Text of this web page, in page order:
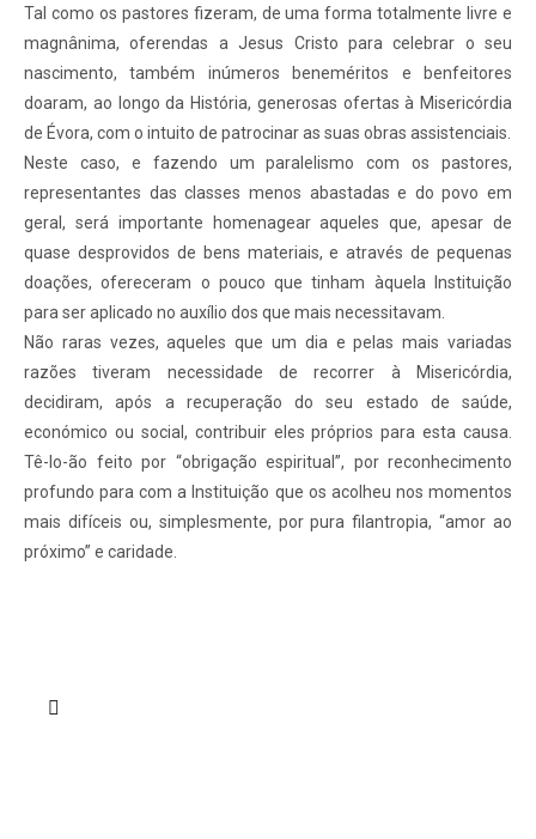
Tal como os pastores fizeram, de uma forma totalmente livre e
magnânima, oferendas a Jesus Cristo para celebrar o seu
nascimento, também inúmeros beneméritos e benfeitores
doaram, ao longo da História, generosas ofertas à Misericórdia
de Évora, com o intuito de patrocinar as suas obras assistenciais.
Neste caso, e fazendo um paralelismo com os pastores,
representantes das classes menos abastadas e do povo em
geral, será importante homenagear aqueles que, apesar de
quase desprovidos de bens materiais, e através de pequenas
doações, ofereceram o pouco que tinham àquela Instituição
para ser aplicado no auxílio dos que mais necessitavam.
Não raras vezes, aqueles que um dia e pelas mais variadas
razões tiveram necessidade de recorrer à Misericórdia,
decidiram, após a recuperação do seu estado de saúde,
económico ou social, contribuir eles próprios para esta causa.
Tê-lo-ão feito por “obrigação espiritual”, por reconhecimento
profundo para com a Instituição que os acolheu nos momentos
mais difíceis ou, simplesmente, por pura filantropia, “amor ao
próximo” e caridade.